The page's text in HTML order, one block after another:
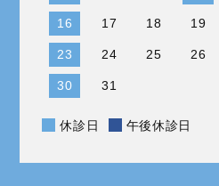
16 17 18 19
23 24 25 26
30 31
休診日 午後休診日